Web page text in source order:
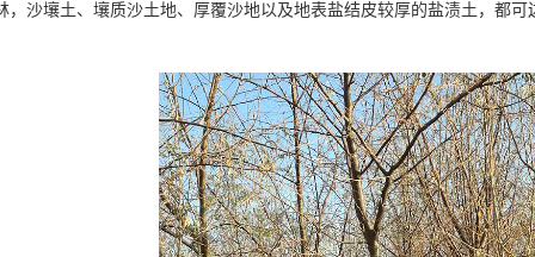
，沙壤土、壤质沙土地、厚覆沙地以及地表盐结皮较厚的盐渍土，都